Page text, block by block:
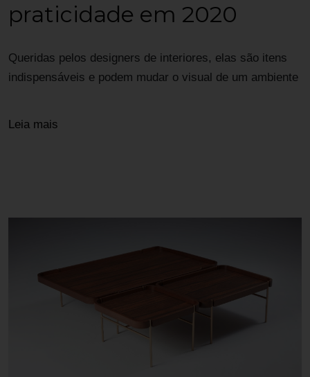
praticidade em 2020
Queridas pelos designers de interiores, elas são itens
indispensáveis e podem mudar o visual de um ambiente
Leia mais